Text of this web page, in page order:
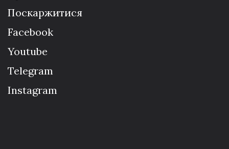
Поскаржитися
Facebook
Youtube
Telegram
Instagram